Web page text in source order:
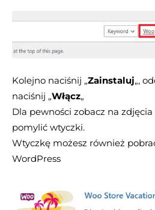
Kolejno naciśnij „Zainstaluj„,
naciśnij „Włącz„
Dla pewności zobacz na
pomylić wtyczki.
Wtyczkę możesz również
WordPress